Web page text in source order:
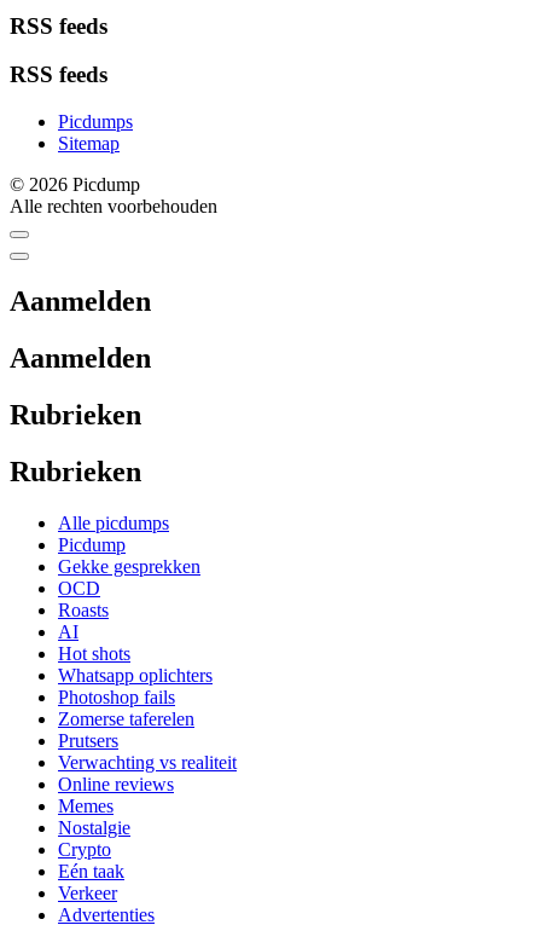
RSS feeds
RSS feeds
Picdumps
Sitemap
© 2026 Picdump
Alle rechten voorbehouden
Aanmelden
Aanmelden
Rubrieken
Rubrieken
Alle picdumps
Picdump
Gekke gesprekken
OCD
Roasts
AI
Hot shots
Whatsapp oplichters
Photoshop fails
Zomerse taferelen
Prutsers
Verwachting vs realiteit
Online reviews
Memes
Nostalgie
Crypto
Eén taak
Verkeer
Advertenties